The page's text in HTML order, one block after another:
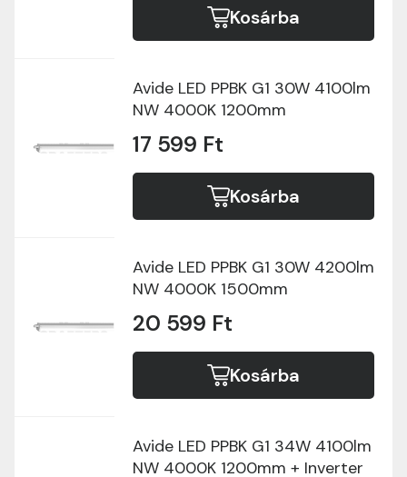
Kosárba
Avide LED PPBK G1 30W 4100lm
NW 4000K 1200mm
17 599 Ft
Kosárba
Avide LED PPBK G1 30W 4200lm
NW 4000K 1500mm
20 599 Ft
Kosárba
Avide LED PPBK G1 34W 4100lm
NW 4000K 1200mm + Inverter